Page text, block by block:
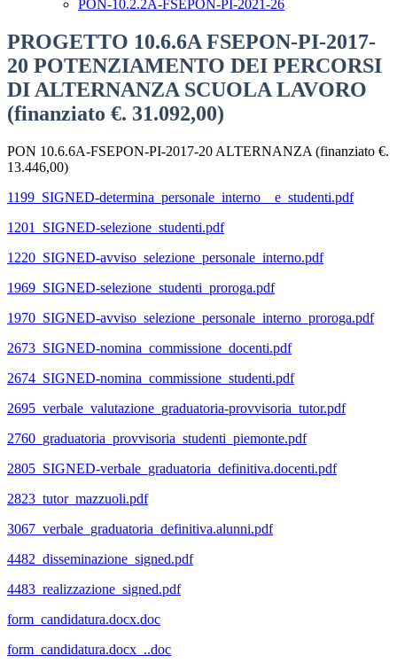
PON-10.2.2A-FSEPON-PI-2021-26
PROGETTO 10.6.6A FSEPON-PI-2017-
20 POTENZIAMENTO DEI PERCORSI
DI ALTERNANZA SCUOLA LAVORO
(finanziato €. 31.092,00)
PON 10.6.6A-FSEPON-PI-2017-20 ALTERNANZA (finanziato €.
13.446,00)
1199_SIGNED-determina_personale_interno__e_studenti.pdf
1201_SIGNED-selezione_studenti.pdf
1220_SIGNED-avviso_selezione_personale_interno.pdf
1969_SIGNED-selezione_studenti_proroga.pdf
1970_SIGNED-avviso_selezione_personale_interno_proroga.pdf
2673_SIGNED-nomina_commissione_docenti.pdf
2674_SIGNED-nomina_commissione_studenti.pdf
2695_verbale_valutazione_graduatoria-provvisoria_tutor.pdf
2760_graduatoria_provvisoria_studenti_piemonte.pdf
2805_SIGNED-verbale_graduatoria_definitiva.docenti.pdf
2823_tutor_mazzuoli.pdf
3067_verbale_graduatoria_definitiva.alunni.pdf
4482_disseminazione_signed.pdf
4483_realizzazione_signed.pdf
form_candidatura.docx.doc
form_candidatura.docx_..doc